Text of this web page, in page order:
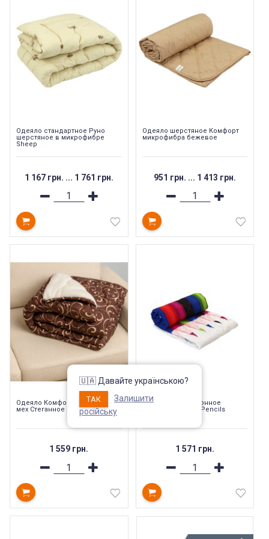
Одеяло стандартное Руно
шерстяное в микрофибре
Sheep
1 167 грн. ... 1 761 грн.
Одеяло шерстяное Комфорт
микрофибра бежевое
951 грн. ... 1 413 грн.
Одеяло Комфорт шерстяное-
мех Стеганное (теплое)
1 559 грн.
Одеяло демисезонное
шерсть в сатине Pencils
1 571 грн.
🇺🇦 Давайте українською?
ТАК
Залишити
російську